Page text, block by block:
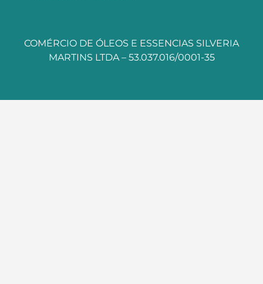
COMÉRCIO DE ÓLEOS E ESSENCIAS SILVERIA
MARTINS LTDA – 53.037.016/0001-35